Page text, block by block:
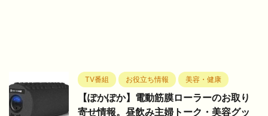
TV番組 お役立ち情報 美容・健康
【ぽかぽか】電動筋膜ローラーのお取り
寄せ情報。昼飲み主婦トーク・美容グッ